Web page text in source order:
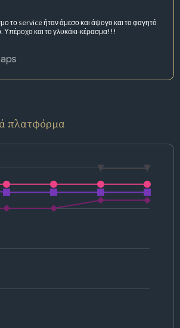
το service ήταν άμεσο και άψογο και το φαγητό
Υπέροχο και το γλυκάκι-κέρασμα!!!
πλατφόρμα